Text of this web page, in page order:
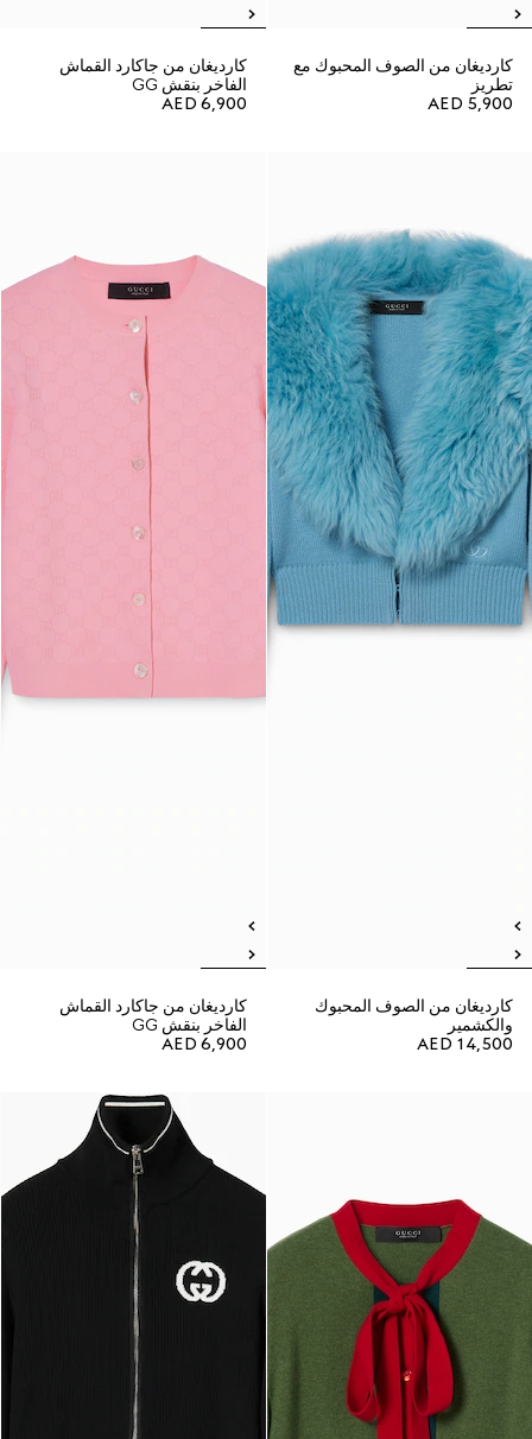
كارديغان من الصوف المحبوك مع
تطريز
AED 5,900
كارديغان من جاكارد القماش
الفاخر بنقش GG
AED 6,900
كارديغان من الصوف المحبوك
والكشمير
AED 14,500
كارديغان من جاكارد القماش
الفاخر بنقش GG
AED 6,900